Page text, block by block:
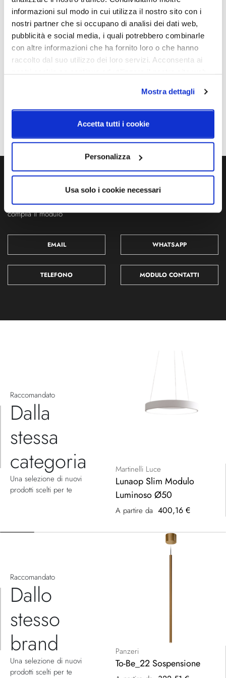
informazioni sul modo in cui utilizza il nostro sito con i
nostri partner che si occupano di analisi dei dati web,
pubblicità e social media, i quali potrebbero combinarle
con altre informazioni che ha fornito loro o che hanno
raccolto dal suo utilizzo dei loro servizi. Acconsenta ai
Mostra dettagli
Accetta tutti i cookie
Personalizza
Usa solo i cookie necessari
Colore led
2700K
Dimensioni
Ø 236mm – H. 330mm
Sorgente luminosa
Led integrato
Potenza e attacco
9W - 624lm
IP
Ti servono maggiori informazioni?
Contattaci via Chat, via telefono allo + 39 039 9909099 oppure
compila il modulo
EMAIL WHATSAPP
TELEFONO MODULO CONTATTI
Raccomandato
Dalla
stessa
categoria
Una selezione di nuovi
prodotti scelti per te
Martinelli Luce
Lunaop Slim Modulo
Luminoso Ø50
A partire da 400,16 €
Raccomandato
Dallo
stesso
brand
Una selezione di nuovi
prodotti scelti per te
Panzeri
To-Be_22 Sospensione